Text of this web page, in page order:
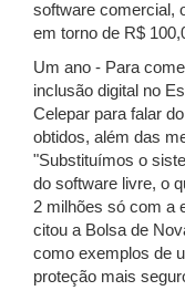
software comercial,
em torno de R$
Um ano - Para
inclusão digital no
Celepar para falar
obtidos, além das
"Substituímos o
do software livre, o
2 milhões só com a
citou a Bolsa de
como exemplos de
proteção mais